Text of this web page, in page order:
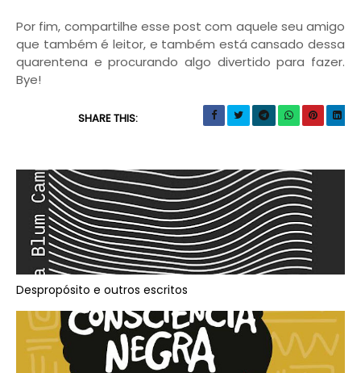
Por fim, compartilhe esse post com aquele seu amigo
que também é leitor, e também está cansado dessa
quarentena e procurando algo divertido para fazer.
Bye!
SHARE THIS:
Despropósito e outros escritos